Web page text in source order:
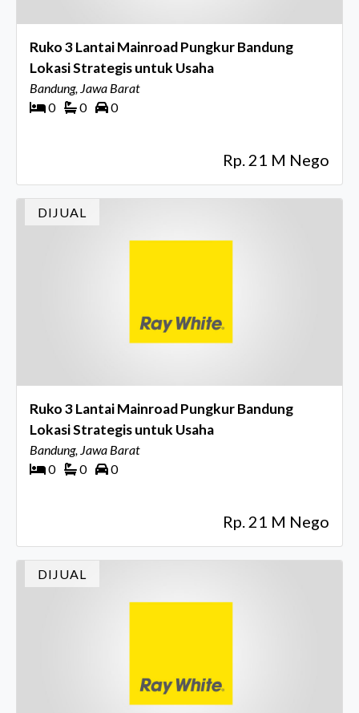
Ruko 3 Lantai Mainroad Pungkur Bandung
Lokasi Strategis untuk Usaha
Bandung, Jawa Barat
0
0 0
Rp. 21 M Nego
DIJUAL
Ruko 3 Lantai Mainroad Pungkur Bandung
Lokasi Strategis untuk Usaha
Bandung, Jawa Barat
0
0 0
Rp. 21 M Nego
DIJUAL